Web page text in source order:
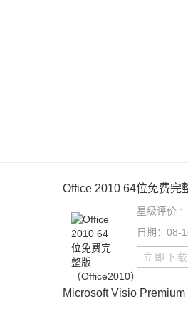
Office 2010 64位免费完
星级评价 :
日期：08-
立即下载
Microsoft Visio Premium